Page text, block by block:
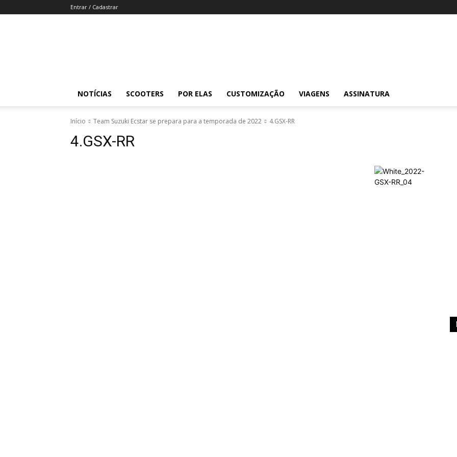
Entrar / Cadastrar
NOTÍCIAS SCOOTERS POR ELAS CUSTOMIZAÇÃO VIAGENS ASSINATURA
Início Team Suzuki Ecstar se prepara para a temporada de 2022 4.GSX-RR
4.GSX-RR